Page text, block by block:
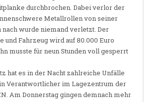
durchbrochen. Dabei verlor der
Metallrollen von seiner
nach wurde niemand verletzt. Der
und Fahrzeug wird auf 80.000 Euro
musste für neun Stunden voll gesperrt
hat es in der Nacht zahlreiche Unfälle
Verantwortlicher im Lagezentrum der
Am Donnerstag gingen demnach mehr